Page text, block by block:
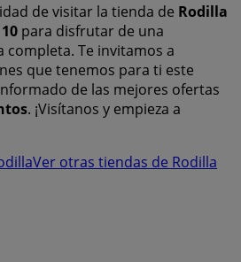
de visitar la tienda de Rodilla
para disfrutar de una
completa. Te invitamos a
que tenemos para ti este
de las mejores ofertas
. ¡Visítanos y empieza a
Ver otras tiendas de Rodilla